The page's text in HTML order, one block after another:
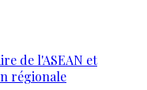
de l'ASEAN et
régionale